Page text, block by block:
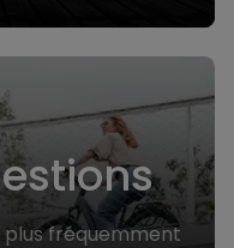
plus fréquemment